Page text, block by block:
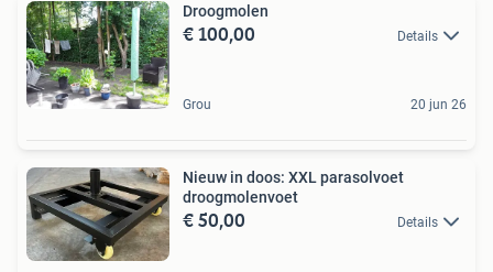
Droogmolen
€ 100,00 Details
Grou 20 jun 26
Nieuw in doos: XXL parasolvoet
droogmolenvoet
€ 50,00 Details